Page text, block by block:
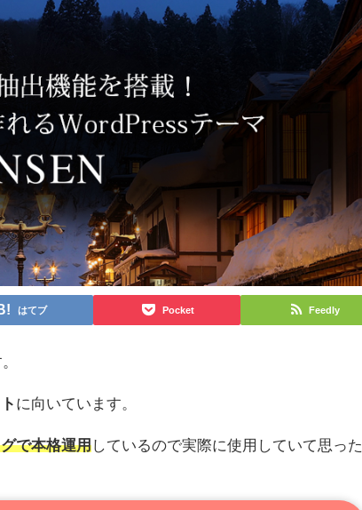
はてブ Pocket Feedly
に向いています。
で本格運用しているので実際に使用していて思った